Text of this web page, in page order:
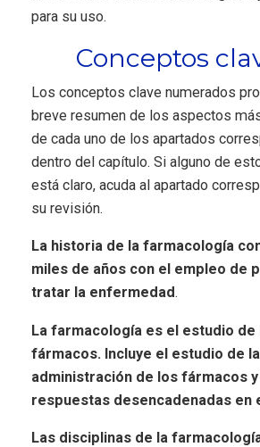
para su uso.
Conceptos
Los conceptos clave numerados
breve resumen de los aspectos
de cada uno de los apartados
dentro del capítulo. Si alguno de
está claro, acuda al apartado
su revisión.
La historia de la farmacología
miles de años con el empleo de
tratar la enfermedad.
La farmacología es el estudio de
fármacos. Incluye el estudio de la
administración de los fármacos
respuestas desencadenadas en
Las disciplinas de la